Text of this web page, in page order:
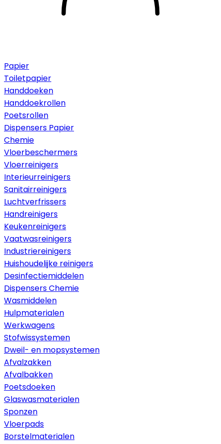
Papier
Toiletpapier
Handdoeken
Handdoekrollen
Poetsrollen
Dispensers Papier
Chemie
Vloerbeschermers
Vloerreinigers
Interieurreinigers
Sanitairreinigers
Luchtverfrissers
Handreinigers
Keukenreinigers
Vaatwasreinigers
Industriereinigers
Huishoudelijke reinigers
Desinfectiemiddelen
Dispensers Chemie
Wasmiddelen
Hulpmaterialen
Werkwagens
Stofwissystemen
Dweil- en mopsystemen
Afvalzakken
Afvalbakken
Poetsdoeken
Glaswasmaterialen
Sponzen
Vloerpads
Borstelmaterialen